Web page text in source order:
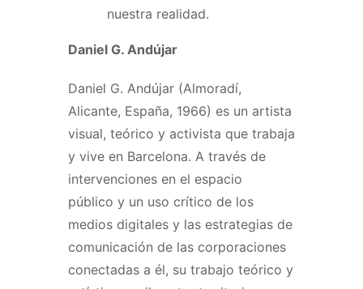
nuestra realidad.
Daniel G. Andújar
Daniel G. Andújar (Almoradí,
Alicante, España, 1966) es un artista
visual, teórico y activista que trabaja
y vive en Barcelona. A través de
intervenciones en el espacio
público y un uso crítico de los
medios digitales y las estrategias de
comunicación de las corporaciones
conectadas a él, su trabajo teórico y